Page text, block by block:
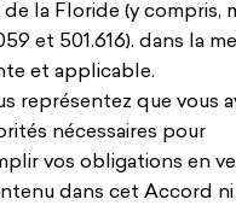
la Floride (y compris,
et 501.616). dans la
et applicable.
représentez que vous
nécessaires pour
vos obligations en
dans cet Accord